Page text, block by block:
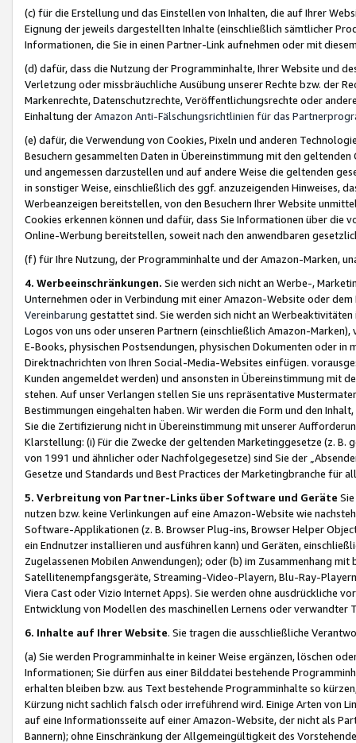
(c) für die Erstellung und das Einstellen von Inhalten, die auf Ihrer
Eignung der jeweils dargestellten Inhalte (einschließlich sämtlicher
Informationen, die Sie in einen Partner-Link aufnehmen oder mit
(d) dafür, dass die Nutzung der Programminhalte, Ihrer Website und
Verletzung oder missbräuchliche Ausübung unserer Rechte bzw. der
Markenrechte, Datenschutzrechte, Veröffentlichungsrechte oder
Einhaltung derAmazon Anti-Fälschungsrichtlinien für das
(e) dafür, die Verwendung von Cookies, Pixeln und anderen
Besuchern gesammelten Daten in Übereinstimmung mit den
und angemessen darzustellen und auf andere Weise die geltenden
in sonstiger Weise, einschließlich des ggf. anzuzeigenden Hinweises,
Werbeanzeigen bereitstellen, von den Besuchern Ihrer Website
Cookies erkennen können und dafür, dass Sie Informationen über die
Online-Werbung bereitstellen, soweit nach den anwendbaren
(f) für Ihre Nutzung, der Programminhalte und der Amazon-Marken,
4. Werbeeinschränkungen. Sie werden sich nicht an Werbe-,
Unternehmen oder in Verbindung mit einer Amazon-Website oder
Vereinbarung gestattet sind. Sie werden sich nicht an
Logos von uns oder unseren Partnern (einschließlich Amazon-
E-Books, physischen Postsendungen, physischen Dokumenten oder in
Direktnachrichten von Ihren Social-Media-Websites einfügen.
Kunden angemeldet werden) und ansonsten in Übereinstimmung mit
stehen. Auf unser Verlangen stellen Sie uns repräsentative
Bestimmungen eingehalten haben. Wir werden die Form und den
Sie die Zertifizierung nicht in Übereinstimmung mit unserer
Klarstellung: (i) Für die Zwecke der geltenden Marketinggesetze (z. B.
von 1991 und ähnlicher oder Nachfolgegesetze) sind Sie der
Gesetze und Standards und Best Practices der Marketingbranche für
5. Verbreitung von Partner-Links über Software und Geräte
nutzen bzw. keine Verlinkungen auf eine Amazon-Website wie
Software-Applikationen (z. B. Browser Plug-ins, Browser Helper
ein Endnutzer installieren und ausführen kann) und Geräten,
Zugelassenen Mobilen Anwendungen); oder (b) im Zusammenhang
Satellitenempfangsgeräte, Streaming-Video-Playern, Blu-Ray-
Viera Cast oder Vizio Internet Apps). Sie werden ohne ausdrückliche
Entwicklung von Modellen des maschinellen Lernens oder
6. Inhalte auf Ihrer Website. Sie tragen die ausschließliche
(a) Sie werden Programminhalte in keiner Weise ergänzen, löschen
Informationen; Sie dürfen aus einer Bilddatei bestehende
erhalten bleiben bzw. aus Text bestehende Programminhalte so
Kürzung nicht sachlich falsch oder irreführend wird. Einige Arten von
auf eine Informationsseite auf einer Amazon-Website, der nicht als
Bannern); ohne Einschränkung der Allgemeingültigkeit des